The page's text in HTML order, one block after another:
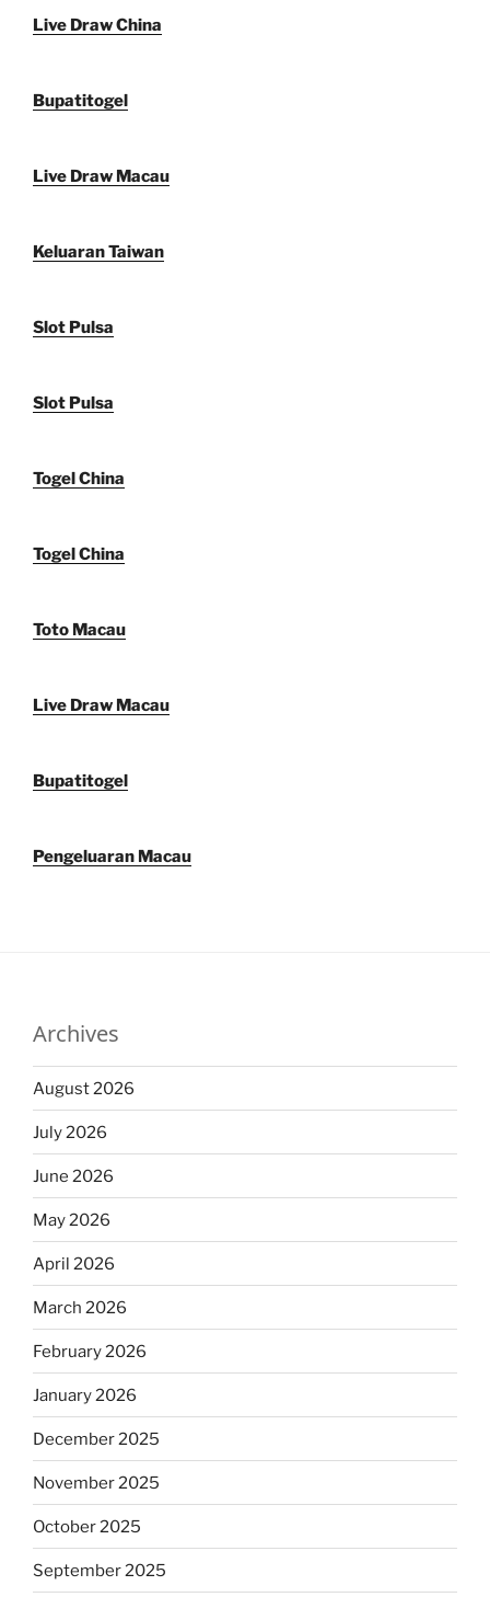
Live Draw China
Bupatitogel
Live Draw Macau
Keluaran Taiwan
Slot Pulsa
Slot Pulsa
Togel China
Togel China
Toto Macau
Live Draw Macau
Bupatitogel
Pengeluaran Macau
Archives
August 2026
July 2026
June 2026
May 2026
April 2026
March 2026
February 2026
January 2026
December 2025
November 2025
October 2025
September 2025